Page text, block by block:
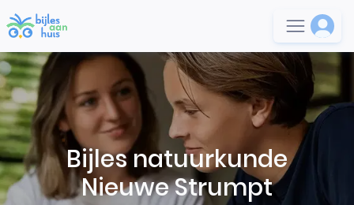
Bijles natuurkunde
Nieuwe Strumpt